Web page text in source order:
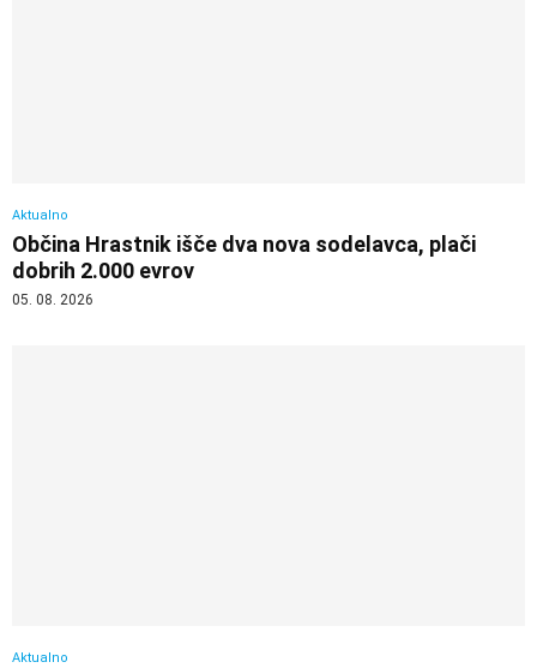
Aktualno
Občina Hrastnik išče dva nova sodelavca, plači
dobrih 2.000 evrov
05. 08. 2026
Aktualno